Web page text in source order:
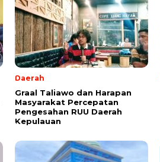
Daerah
Graal Taliawo dan Harapan
Masyarakat Percepatan
Pengesahan RUU Daerah
Kepulauan